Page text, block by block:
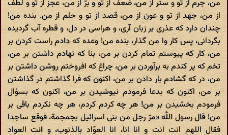
من، جرم از تو و ستر از من، ضعف از تو و برّ از من، عجز از تو و لطف
از من، جهد از تو و عون از من، قصد از تو و حلم از من. بنده من!
چندان دارد که عذری بر زبان آری، و هراسی در دل، و قطره آب گردیده
بگردانی، پس کار وا من گذار، بنده من! وعده که دادم راست کردن بر
من، کار که پیوستم تمام کردن بر من، بنا که نهادم داشتن بر من،
تخم که پر کندم به برآوردن بر من، چراغ که افروختم روشن داشتن بر
من، در که گشادم بار دادن بر من، اکنون که فرا گذاشتم در گذاشتن
بر من، اکنون که بدعا فرمودم نیوشیدن بر من، اکنون که بسؤال
فرمودم بخشیدن بر من! هر چه کردم کردم، هر چه نکردم باقی بر
من! قال رسول اللَّه «مرّ رجل من بنی اسرائیل بجمجمة، فوقع ساجدا
فقال اللهم انت انت و انا انا، انا العوّاد بالذنوب، و انت العواد